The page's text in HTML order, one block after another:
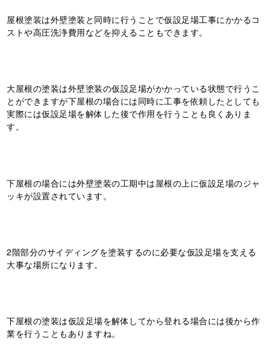
屋根塗装は外壁塗装と同時に行うことで仮設足場工事にかかるコ
ストや高圧洗浄費用などを抑えることもできます。
大屋根の塗装は外壁塗装の仮設足場がかかっている状態で行うこ
とができますが下屋根の場合には同時に工事を依頼したとしても
実際には仮設足場を解体した後で作用を行うことも良くありま
す。
下屋根の場合には外壁塗装の工期中は屋根の上に仮設足場のジャ
ッキが設置されています。
2階部分のサイディングを塗装するのに必要な仮設足場を支える
大事な場所になります。
下屋根の塗装は仮設足場を解体してから登れる場合には後から作
業を行うこともありますね。